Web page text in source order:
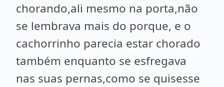
chorando,ali mesmo na porta,não
se lembrava mais do porque, e o
cachorrinho parecia estar chorado
também enquanto se esfregava
nas suas pernas,como se quisesse